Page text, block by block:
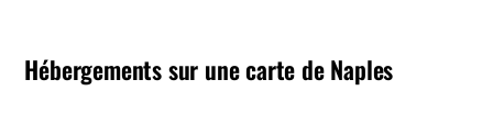
Hébergements sur une carte de Naples